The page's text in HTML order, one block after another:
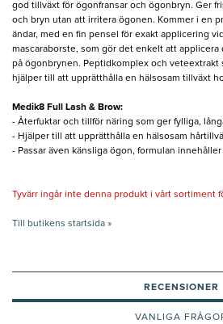
god tillväxt för ögonfransar och ögonbryn. Ger
och bryn utan att irritera ögonen. Kommer i en
ändar, med en fin pensel för exakt applicering
mascaraborste, som gör det enkelt att
på ögonbrynen. Peptidkomplex och veteextrakt
hjälper till att upprätthålla en hälsosam tillväxt
Medik8 Full Lash & Brow:
- Återfuktar och tillför näring som ger fylliga,
- Hjälper till att upprätthålla en hälsosam
- Passar även känsliga ögon, formulan
Tyvärr ingår inte denna produkt i vårt sortiment
Till butikens startsida »
RECENSIONER
VANLIGA